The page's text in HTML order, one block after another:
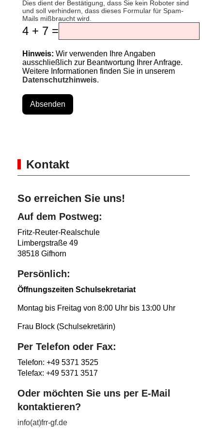
Dies dient der Bestätigung, dass Sie kein Roboter sind
und soll verhindern, dass dieses Formular für Spam-
Mails mißbraucht wird.
4 + 7 =
Hinweis: Wir verwenden Ihre Angaben
ausschließlich zur Beantwortung Ihrer Anfrage.
Weitere Informationen finden Sie in unserem
Datenschutzhinweis.
Absenden
Kontakt
So erreichen Sie uns!
Auf dem Postweg:
Fritz-Reuter-Realschule
Limbergstraße 49
38518 Gifhorn
Persönlich:
Öffnungszeiten Schulsekretariat
Montag bis Freitag von 8:00 Uhr bis 13:00 Uhr
Frau Block (Schulsekretärin)
Per Telefon oder Fax:
Telefon: +49 5371 3525
Telefax: +49 5371 3517
Oder möchten Sie uns per E-Mail
kontaktieren?
info(at)frr-gf.de